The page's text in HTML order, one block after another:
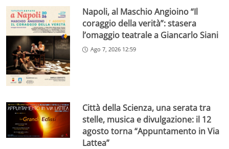
Napoli, al Maschio Angioino “Il
coraggio della verità”: stasera
l’omaggio teatrale a Giancarlo Siani
Ago 7, 2026 12:59
Città della Scienza, una serata tra
stelle, musica e divulgazione: il 12
agosto torna “Appuntamento in Via
Lattea”